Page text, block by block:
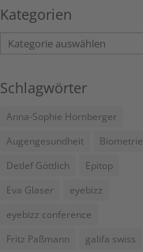
Kategorien
Kategorien
Schlagwörter
Anna-Sophie Hornberger
Augengesundheit
Biometrie
Detlef Göttlich
Epitop
Eva Glaser
eyebizz
eyebizz conference
Fritz Paßmann
galifa swiss